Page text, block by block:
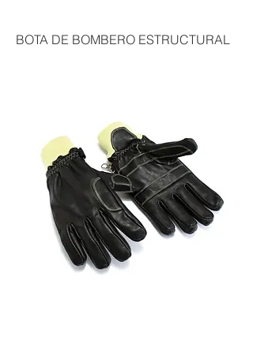
BOTA DE BOMBERO ESTRUCTURAL